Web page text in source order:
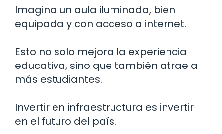
Imagina un aula iluminada, bien
equipada y con acceso a internet.
Esto no solo mejora la experiencia
educativa, sino que también atrae a
más estudiantes.
Invertir en infraestructura es invertir
en el futuro del país.